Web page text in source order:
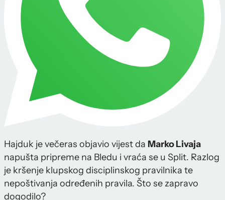
Hajduk je večeras objavio vijest da Marko Livaja
napušta pripreme na Bledu i vraća se u Split. Razlog
je kršenje klupskog disciplinskog pravilnika te
nepoštivanja određenih pravila. Što se zapravo
dogodilo?